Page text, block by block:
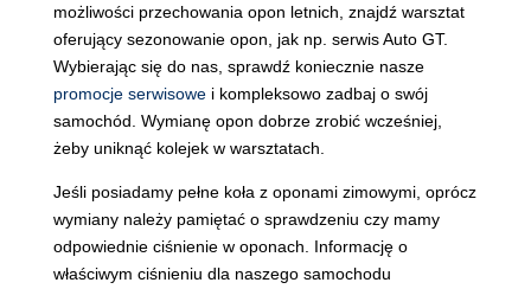
możliwości przechowania opon letnich, znajdź warsztat
oferujący sezonowanie opon, jak np. serwis Auto GT.
Wybierając się do nas, sprawdź koniecznie nasze
promocje serwisowei kompleksowo zadbaj o swój
samochód. Wymianę opon dobrze zrobić wcześniej,
żeby uniknąć kolejek w warsztatach.
Jeśli posiadamy pełne koła z oponami zimowymi, oprócz
wymiany należy pamiętać o sprawdzeniu czy mamy
odpowiednie ciśnienie w oponach. Informację o
właściwym ciśnieniu dla naszego samochodu